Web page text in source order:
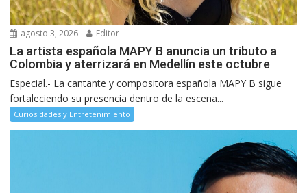
agosto 3, 2026 Editor
La artista española MAPY B anuncia un tributo a
Colombia y aterrizará en Medellín este octubre
Especial.- La cantante y compositora española MAPY B sigue
fortaleciendo su presencia dentro de la escena...
Curiosidades y Entretenimiento